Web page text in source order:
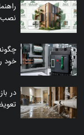
نصب
خود
در
تعویض کنیم؟ ۷